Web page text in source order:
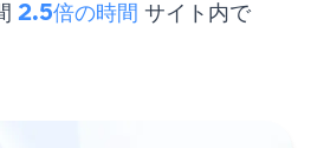
2.5倍の時間 サイト内で